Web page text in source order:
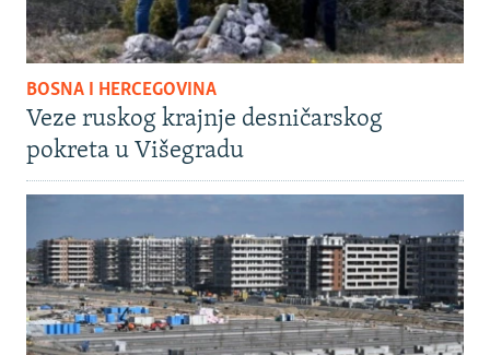
BOSNA I HERCEGOVINA
Veze ruskog krajnje desničarskog
pokreta u Višegradu